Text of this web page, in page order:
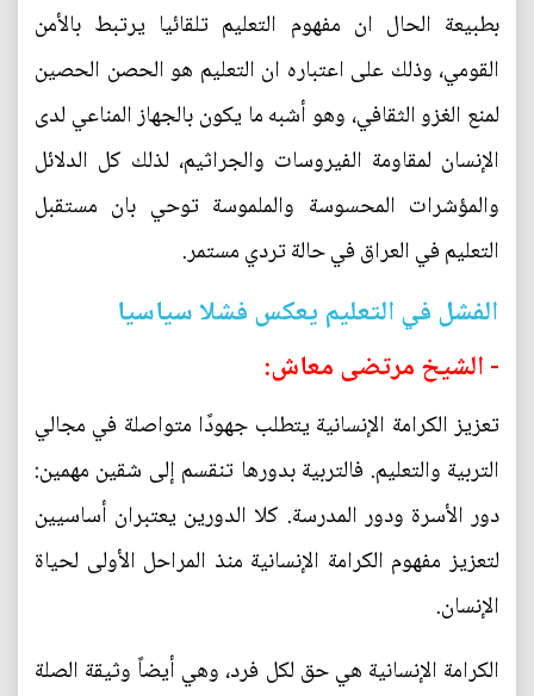
بطبيعة الحال ان مفهوم التعليم تلقائيا يرتبط بالأمن
القومي، وذلك على اعتباره ان التعليم هو الحصن الحصين
لمنع الغزو الثقافي، وهو أشبه ما يكون بالجهاز المناعي لدى
الإنسان لمقاومة الفيروسات والجراثيم، لذلك كل الدلائل
والمؤشرات المحسوسة والملموسة توحي بان مستقبل
التعليم في العراق في حالة تردي مستمر.
الفشل في التعليم يعكس فشلا سياسيا
- الشيخ مرتضى معاش:
تعزيز الكرامة الإنسانية يتطلب جهودًا متواصلة في مجالي
التربية والتعليم. فالتربية بدورها تنقسم إلى شقين مهمين:
دور الأسرة ودور المدرسة. كلا الدورين يعتبران أساسيين
لتعزيز مفهوم الكرامة الإنسانية منذ المراحل الأولى لحياة
الإنسان.
الكرامة الإنسانية هي حق لكل فرد، وهي أيضاً وثيقة الصلة